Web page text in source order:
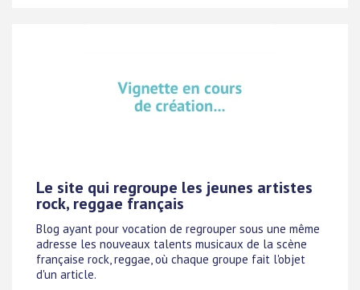
Le site qui regroupe les jeunes artistes
rock, reggae français
Blog ayant pour vocation de regrouper sous une même
adresse les nouveaux talents musicaux de la scène
française rock, reggae, où chaque groupe fait l'objet
d'un article.